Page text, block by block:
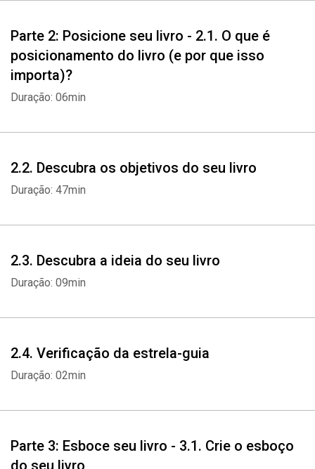
Parte 2: Posicione seu livro - 2.1. O que é
posicionamento do livro (e por que isso
importa)?
Duração: 06min
2.2. Descubra os objetivos do seu livro
Duração: 47min
2.3. Descubra a ideia do seu livro
Duração: 09min
2.4. Verificação da estrela-guia
Duração: 02min
Parte 3: Esboce seu livro - 3.1. Crie o esboço
do seu livro